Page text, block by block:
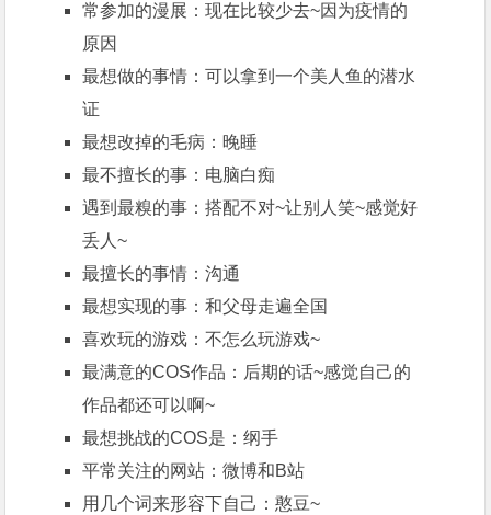
常参加的漫展：现在比较少去~因为疫情的
原因
最想做的事情：可以拿到一个美人鱼的潜水
证
最想改掉的毛病：晚睡
最不擅长的事：电脑白痴
遇到最糗的事：搭配不对~让别人笑~感觉好
丢人~
最擅长的事情：沟通
最想实现的事：和父母走遍全国
喜欢玩的游戏：不怎么玩游戏~
最满意的COS作品：后期的话~感觉自己的
作品都还可以啊~
最想挑战的COS是：纲手
平常关注的网站：微博和B站
用几个词来形容下自己：憨豆~